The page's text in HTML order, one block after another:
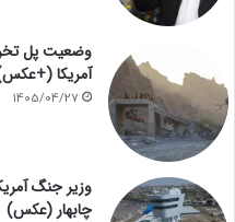
وضعیت پل
آمریکا
1405/04/27
وزیر جنگ
چابهار (عکس)